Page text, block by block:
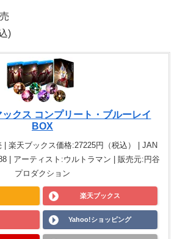
)
クス コンプリート・ブルーレイ
BOX
| 楽天ブックス価格:27225円（税込） | JAN
| アーティスト:ウルトラマン | 販売元:円谷
プロダクション
楽天ブックス
Yahoo!ショッピング